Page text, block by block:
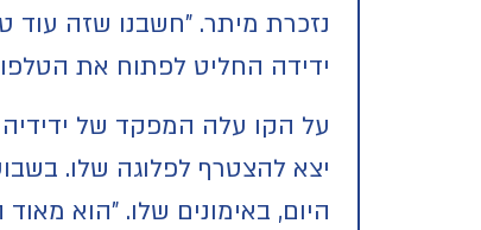
נזכרת מיתר. "חשבנו שזה עוד
ידידה החליט לפתוח את
על הקו עלה המפקד של ידידיה
יצא להצטרף לפלוגה שלו.
היום, באימונים שלו. "הוא